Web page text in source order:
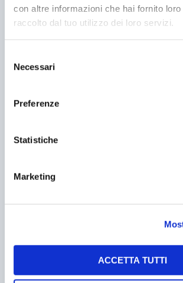
con altre informazioni che hai fornito
raccolto dal tuo utilizzo dei loro servizi.
delNecessari
Preferenze
Statistiche
Marketing
ACCETTA TUTTI
POST CORRELATI